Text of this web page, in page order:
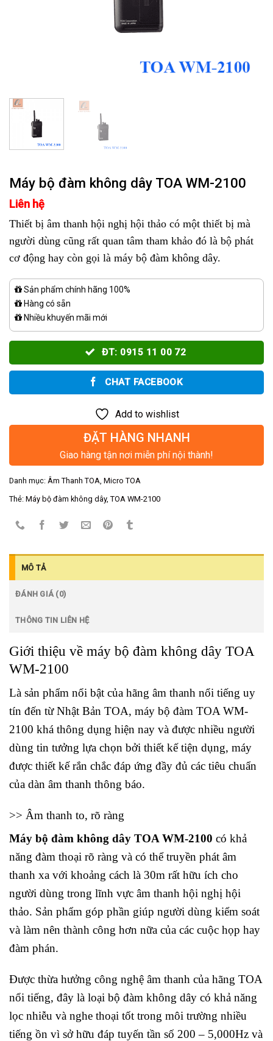
Máy bộ đàm không dây TOA WM-2100
Liên hệ
Thiết bị âm thanh hội nghị hội thảo có một thiết bị mà
người dùng cũng rất quan tâm tham khảo đó là bộ phát
cơ động hay còn gọi là máy bộ đàm không dây.
Sản phẩm chính hãng 100%
Hàng có sẵn
Nhiều khuyến mãi mới
ĐT: 0915 11 00 72
CHAT FACEBOOK
Add to wishlist
ĐẶT HÀNG NHANH
Giao hàng tận nơi miễn phí nội thành!
Danh mục: Âm Thanh TOA Micro TOA
Thẻ: Máy bộ đàm không dây, TOA WM-2100
MÔ TẢ
ĐÁNH GIÁ (0)
THÔNG TIN LIÊN HỆ
Giới thiệu về máy bộ đàm không dây TOA
WM-2100
Là sản phẩm nổi bật của hãng âm thanh nổi tiếng uy
tín đến từ Nhật Bản TOA, máy bộ đàm TOA WM-
2100 khá thông dụng hiện nay và được nhiều người
dùng tin tưởng lựa chọn bởi thiết kế tiện dụng, máy
được thiết kế rắn chắc đáp ứng đầy đủ các tiêu chuẩn
của dàn âm thanh thông báo.
>> Âm thanh to, rõ ràng
Máy bộ đàm không dây TOA WM-2100 có khả
năng đàm thoại rõ ràng và có thể truyền phát âm
thanh xa với khoảng cách là 30m rất hữu ích cho
người dùng trong lĩnh vực âm thanh hội nghị hội
thảo. Sản phẩm góp phần giúp người dùng kiểm soát
và làm nên thành công hơn nữa của các cuộc họp hay
đàm phán.
Được thừa hưởng công nghệ âm thanh của hãng TOA
nổi tiếng, đây là loại bộ đàm không dây có khả năng
lọc nhiễu và nghe thoại tốt trong môi trường nhiều
tiếng ồn vì sở hữu đáp tuyến tần số 200 – 5,000Hz và